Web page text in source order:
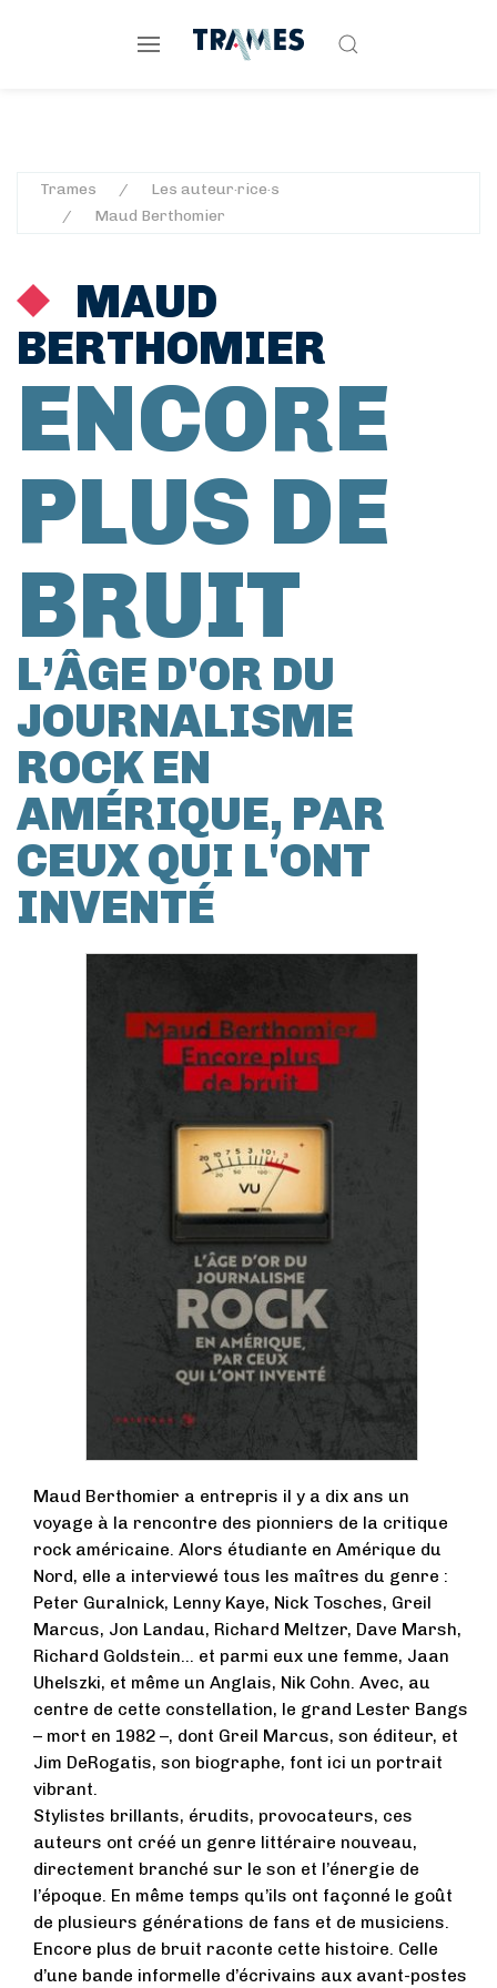
Trames
Les auteur·rice·s
Maud Berthomier
MAUD
BERTHOMIER
ENCORE
PLUS DE
BRUIT
L’ÂGE D'OR DU
JOURNALISME
ROCK EN
AMÉRIQUE, PAR
CEUX QUI L'ONT
INVENTÉ
Maud Berthomier a entrepris il y a dix ans un
voyage à la rencontre des pionniers de la critique
rock américaine. Alors étudiante en Amérique du
Nord, elle a interviewé tous les maîtres du genre :
Peter Guralnick, Lenny Kaye, Nick Tosches, Greil
Marcus, Jon Landau, Richard Meltzer, Dave Marsh,
Richard Goldstein... et parmi eux une femme, Jaan
Uhelszki, et même un Anglais, Nik Cohn. Avec, au
centre de cette constellation, le grand Lester Bangs
– mort en 1982 –, dont Greil Marcus, son éditeur, et
Jim DeRogatis, son biographe, font ici un portrait
vibrant.
Stylistes brillants, érudits, provocateurs, ces
auteurs ont créé un genre littéraire nouveau,
directement branché sur le son et l’énergie de
l’époque. En même temps qu’ils ont façonné le goût
de plusieurs générations de fans et de musiciens.
Encore plus de bruit raconte cette histoire. Celle
d’une bande informelle d’écrivains aux avant-postes